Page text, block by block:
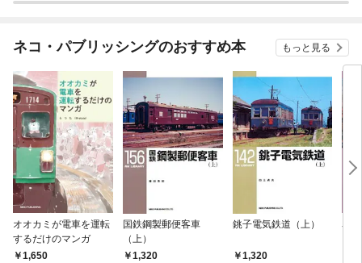
ネコ・パブリッシングのおすすめ本 もっと見る
オオカミが電車を運転
するだけのマンガ
1,650
国鉄鋼製郵便客車
（上）
1,320
銚子電気鉄道（上）
1,320
名